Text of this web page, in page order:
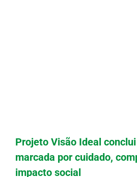
Projeto Visão Ideal
marcada por cuidado,
impacto social